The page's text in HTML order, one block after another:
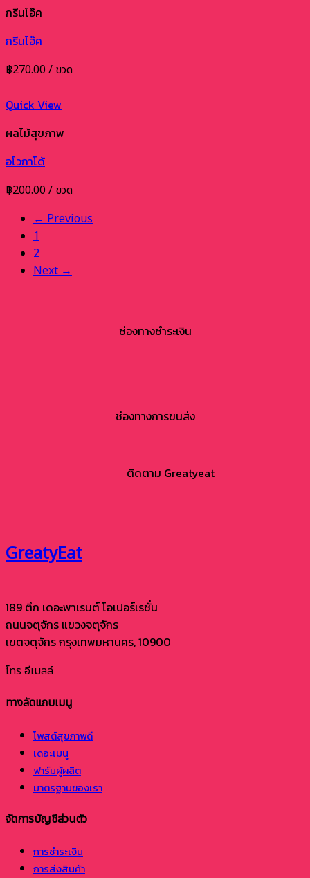
กรีนโอ๊ค
กรีนโอ๊ค
฿270.00/ ขวด
Quick View
ผลไม้สุขภาพ
อโวกาโด้
฿200.00/ ขวด
← Previous
1
2
Next →
ช่องทางชำระเงิน
ช่องทางการขนส่ง
ติดตาม Greatyeat
GreatyEat
189 ตึก เดอะพาเรนต์ โอเปอร์เรชั่น
ถนนจตุจักร แขวงจตุจักร
เขตจตุจักร กรุงเทพมหานคร, 10900
โทร อีเมลล์
ทางลัดแถบเมนู
โพสต์สุขภาพดี
เดอะเมนู
ฟาร์มผู้ผลิต
มาตรฐานของเรา
จัดการบัญชีส่วนตัว
การชำระเงิน
การส่งสินค้า